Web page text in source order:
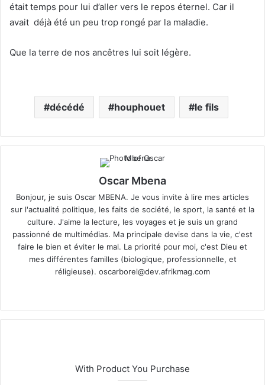
était temps pour lui d’aller vers le repos éternel. Car il
avait déjà été un peu trop rongé par la maladie.
Que la terre de nos ancêtres lui soit légère.
décédé houphouet le fils
Oscar Mbena
Bonjour, je suis Oscar MBENA. Je vous invite à lire mes articles
sur l'actualité politique, les faits de société, le sport, la santé et la
culture. J'aime la lecture, les voyages et je suis un grand
passionné de multimédias. Ma principale devise dans la vie, c'est
faire le bien et éviter le mal. La priorité pour moi, c'est Dieu et
mes différentes familles (biologique, professionnelle, et
réligieuse). oscarborel@dev.afrikmag.com
te
With Product You Purchase